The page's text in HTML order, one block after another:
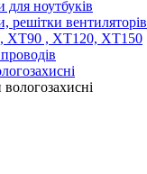
ноутбуків
решітки вентиляторів
XT90 , XT120, XT150